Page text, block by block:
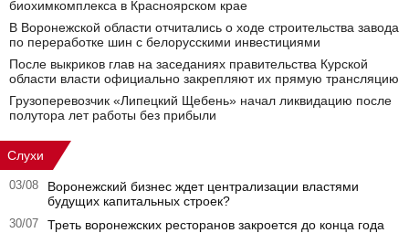
биохимкомплекса в Красноярском крае
В Воронежской области отчитались о ходе строительства завода
по переработке шин с белорусскими инвестициями
После выкриков глав на заседаниях правительства Курской
области власти официально закрепляют их прямую трансляцию
Грузоперевозчик «Липецкий Щебень» начал ликвидацию после
полутора лет работы без прибыли
Слухи
03/08
Воронежский бизнес ждет централизации властями
будущих капитальных строек?
30/07 Треть воронежских ресторанов закроется до конца года